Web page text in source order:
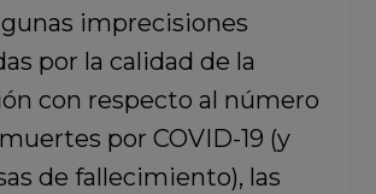
imprecisiones
por la calidad de la
con respecto al número
por COVID-19 (y
de fallecimiento), las